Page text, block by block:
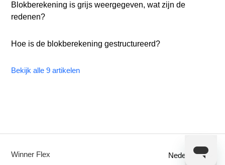
Blokberekening is grijs weergegeven, wat zijn de
redenen?
Hoe is de blokberekening gestructureerd?
Bekijk alle 9 artikelen
Winner Flex Nederlands